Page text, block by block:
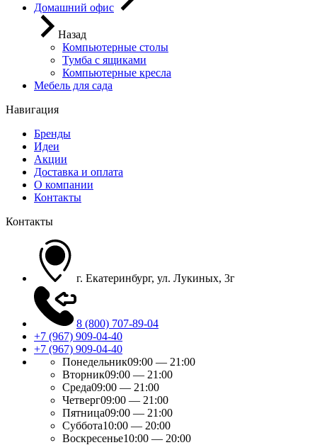
Домашний офис
Назад
Компьютерные столы
Тумба с ящиками
Компьютерные кресла
Мебель для сада
Навигация
Бренды
Идеи
Акции
Доставка и оплата
О компании
Контакты
Контакты
г. Екатеринбург, ул. Лукиных, 3г
8 (800) 707-89-04
+7 (967) 909-04-40
+7 (967) 909-04-40
Понедельник09:00 — 21:00
Вторник09:00 — 21:00
Среда09:00 — 21:00
Четверг09:00 — 21:00
Пятница09:00 — 21:00
Суббота10:00 — 20:00
Воскресенье10:00 — 20:00